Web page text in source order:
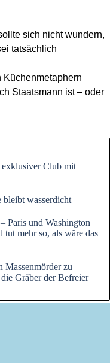
sich nicht wundern,
tatsächlich
Staatsmann ist – oder
exklusiver Club mit
bleibt wasserdicht
Paris und Washington
mehr so, als wäre das
zu
Gräber der Befreier